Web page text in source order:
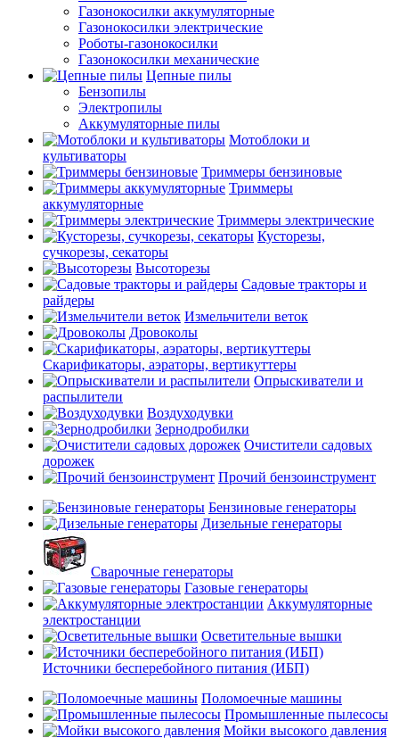
Газонокосилки аккумуляторные
Газонокосилки электрические
Роботы-газонокосилки
Газонокосилки механические
Цепные пилы
Бензопилы
Электропилы
Аккумуляторные пилы
Мотоблоки и
культиваторы
Триммеры бензиновые
Триммеры
аккумуляторные
Триммеры электрические
Кусторезы,
сучкорезы, секаторы
Высоторезы
Садовые тракторы и
райдеры
Измельчители веток
Дровоколы
Скарификаторы, аэраторы, вертикуттеры
Опрыскиватели и
распылители
Воздуходувки
Зернодробилки
Очистители садовых
дорожек
Прочий бензоинструмент
Бензиновые генераторы
Дизельные генераторы
Сварочные генераторы
Газовые генераторы
Аккумуляторные
электростанции
Осветительные вышки
Источники бесперебойного питания (ИБП)
Поломоечные машины
Промышленные пылесосы
Мойки высокого давления